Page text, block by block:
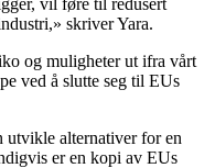
skriver Yara.
og muligheter ut ifra vårt
ved å slutte seg til EUs
utvikle alternativer for en
er en kopi av EUs